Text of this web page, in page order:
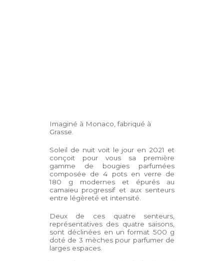
Imaginé à Monaco, fabriqué à
Grasse.
Soleil de nuit voit le jour en 2021 et
conçoit pour vous sa première
gamme de bougies parfumées
composée de 4 pots en verre de
180 g modernes et épurés au
camaïeu progressif et aux senteurs
entre légèreté et intensité.
Deux de ces quatre senteurs,
représentatives des quatre saisons,
sont déclinées en un format 500 g
doté de 3 mèches pour parfumer de
larges espaces.